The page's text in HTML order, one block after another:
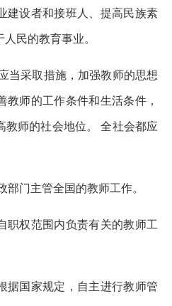
建设者和接班人、提高民族素
民的教育事业。
采取措施，加强教师的思想
教师的工作条件和生活条件，
教师的社会地位。 全社会都应
门主管全国的教师工作。
权范围内负责有关的教师工
国家规定，自主进行教师管